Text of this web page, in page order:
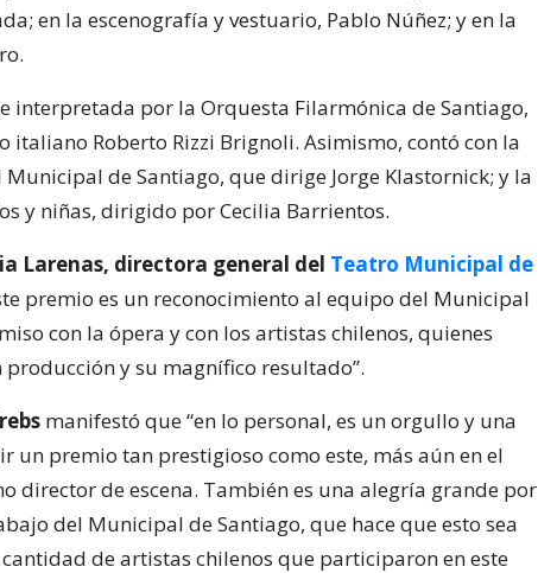
en la escenografía y vestuario, Pablo Núñez; y en la
interpretada por la Orquesta Filarmónica de Santiago,
italiano Roberto Rizzi Brignoli. Asimismo, contó con la
de Santiago, que dirige Jorge Klastornick; y la
y niñas, dirigido por Cecilia Barrientos.
Larenas, directora general del Teatro Municipal de
premio es un reconocimiento al equipo del Municipal
con la ópera y con los artistas chilenos, quienes
y su magnífico resultado”.
manifestó que “en lo personal, es un orgullo y una
un premio tan prestigioso como este, más aún en el
director de escena. También es una alegría grande por
del Municipal de Santiago, que hace que esto sea
de artistas chilenos que participaron en este